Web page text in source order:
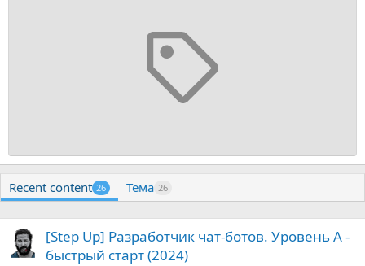
Recent content 26 Тема 26
[Step Up] Разработчик чат-ботов. Уровень А -
быстрый старт (2024)